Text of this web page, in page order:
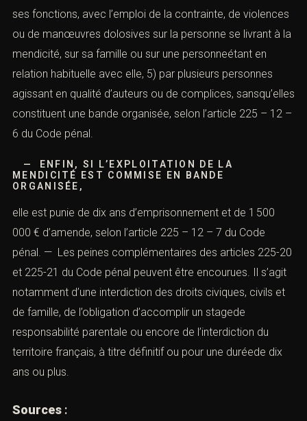
ses fonctions, avec l’emploi de la contrainte, de violences
ou de manœuvres dolosives sur la personne se livrant à la
mendicité, sur sa famille ou sur une personneétant en
relation habituelle avec elle, 5) par plusieurs personnes
agissant en qualité d’auteurs ou de complices, sansqu’elles
constituent une bande organisée, selon l’article 225 – 12 –
6 du Code pénal.
— ENFIN, SI L’EXPLOITATION DE LA
MENDICITÉ EST COMMISE EN BANDE
ORGANISÉE,
elle est punie de dix ans d’emprisonnement et de 1 500
000 € d’amende, selon l’article 225 – 12 – 7 du Code
pénal. — Les peines complémentaires des articles 225-20
et 225-21 du Code pénal peuvent être encourues. Il s’agit
notamment d’une interdiction des droits civiques, civils et
de famille, de l’obligation d’accomplir un stagede
responsabilité parentale ou encore de l’interdiction du
territoire français, à titre définitif ou pour une duréede dix
ans ou plus.
Sources :